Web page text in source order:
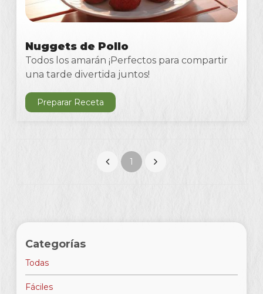
Categorías
Todas
Fáciles
Nuggets de Pollo
Todos los amarán ¡Perfectos para compartir
una tarde divertida juntos!
Preparar Receta
1